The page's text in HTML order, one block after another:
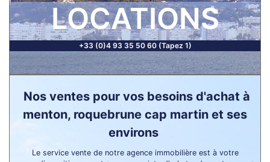
LOCATIONS
+33 (0)4 93 35 50 60 (Tapez 1)
Nos ventes pour vos besoins d'achat à
menton, roquebrune cap martin et ses
environs
Le service vente de notre agence immobilière est à votre